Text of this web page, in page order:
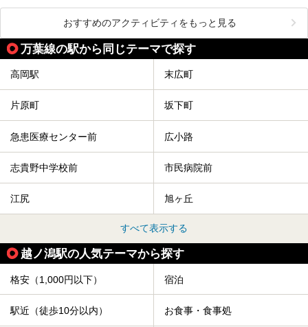
おすすめのアクティビティをもっと見る
万葉線の駅から同じテーマで探す
高岡駅 末広町
片原町 坂下町
急患医療センター前 広小路
志貴野中学校前 市民病院前
江尻 旭ヶ丘
すべて表示する
越ノ潟駅の人気テーマから探す
格安（1,000円以下） 宿泊
駅近（徒歩10分以内） お食事・食事処